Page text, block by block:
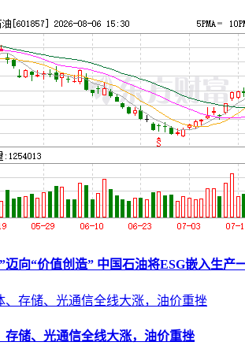
迈向“价值创造” 中国石油将ESG嵌入生产
存储、光通信全线大涨，油价重挫